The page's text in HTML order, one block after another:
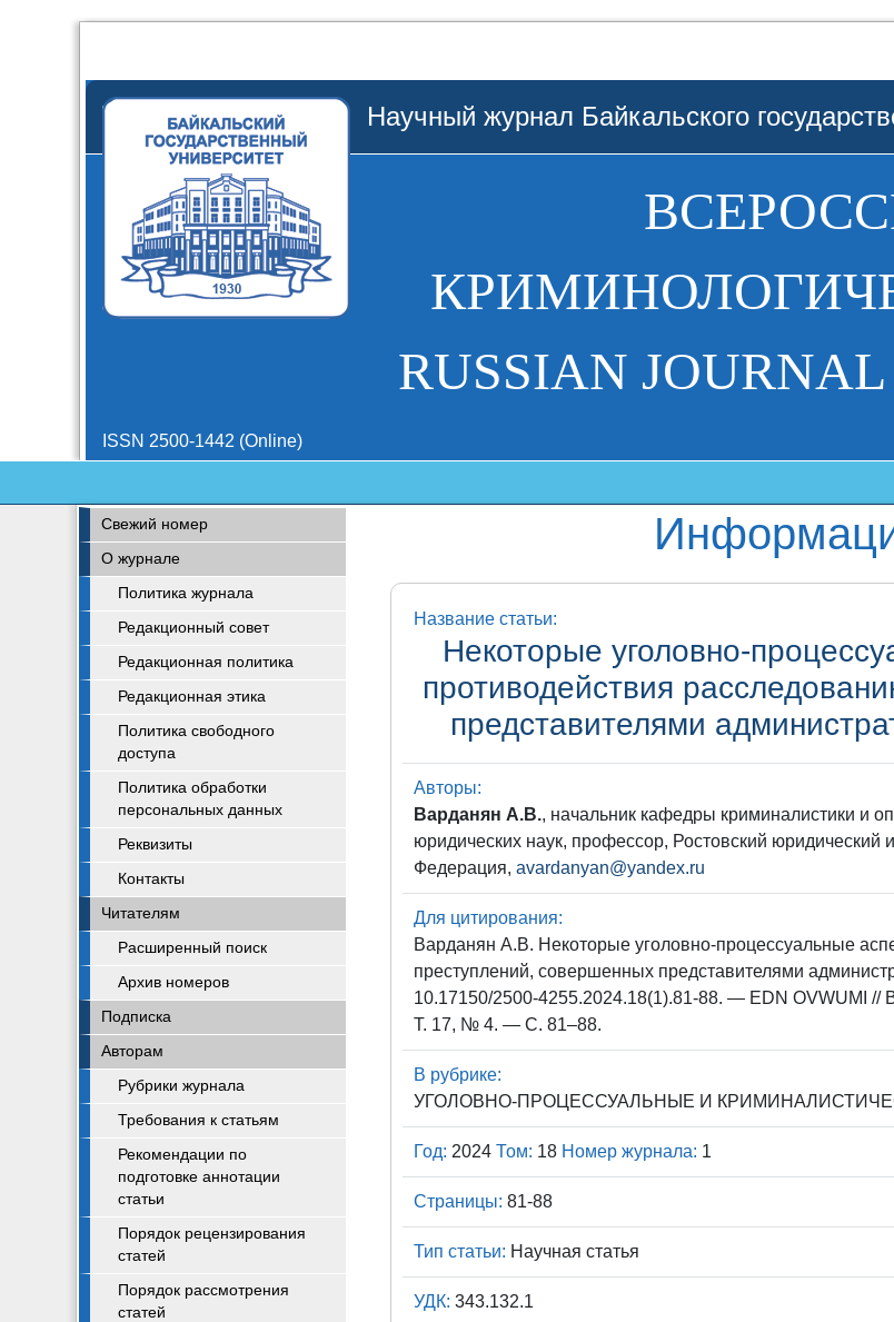
Научный журнал Байкальского
RUSSIAN
ISSN 2500-1442 (Online)
Свежий номер
О журнале
Политика журнала
Редакционный совет
Редакционная политика
Редакционная этика
Политика свободного
доступа
Политика обработки
персональных данных
Реквизиты
Контакты
Читателям
Расширенный поиск
Архив номеров
Подписка
Авторам
Рубрики журнала
Требования к статьям
Рекомендации по
подготовке аннотации
статьи
Порядок рецензирования
статей
Порядок рассмотрения
статей
Название статьи:
Некоторые уголовно-
противодействия
представителями
Авторы:
Варданян А.В., начальник кафедры криминалистики и
юридических наук, профессор, Ростовский юридический
Федерация,avardanyan@yandex.ru
Для цитирования:
Варданян А.В. Некоторые уголовно-процессуальные
преступлений, совершенных представителями
10.17150/2500-4255.2024.18(1).81-88. — EDN OVWUMI
Т. 17, № 4. — С. 81–88.
В рубрике:
УГОЛОВНО-ПРОЦЕССУАЛЬНЫЕ И
Год: 2024Том: 18 Номер журнала: 1
Страницы: 81-88
Тип статьи: Научная статья
УДК: 343.132.1